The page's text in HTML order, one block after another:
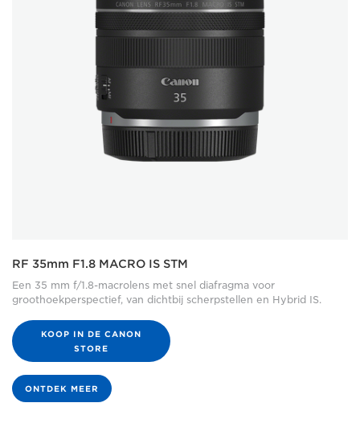
RF 35mm F1.8 MACRO IS STM
Een 35 mm f/1.8-macrolens met snel diafragma voor
groothoekperspectief, van dichtbij scherpstellen en Hybrid IS.
KOOP IN DE CANON
STORE
ONTDEK MEER